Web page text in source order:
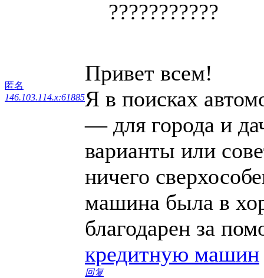
匿名
146.103.114.x:61885
???????????
Привет всем!
Я в поисках
— для города и
варианты или
ничего
машина была в
благодарен за
кредитную машин
回复